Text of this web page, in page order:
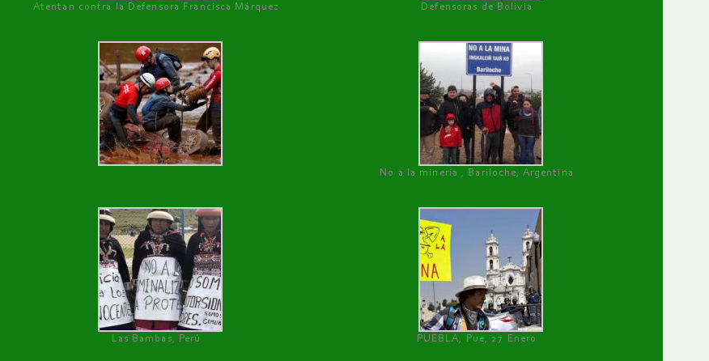
Atentan contra la Defensora Francisca Márquez Defensoras de Bolivia
No a la minería , Bariloche, Argentina
Las Bambas, Perú PUEBLA, Pue, 27 Enero